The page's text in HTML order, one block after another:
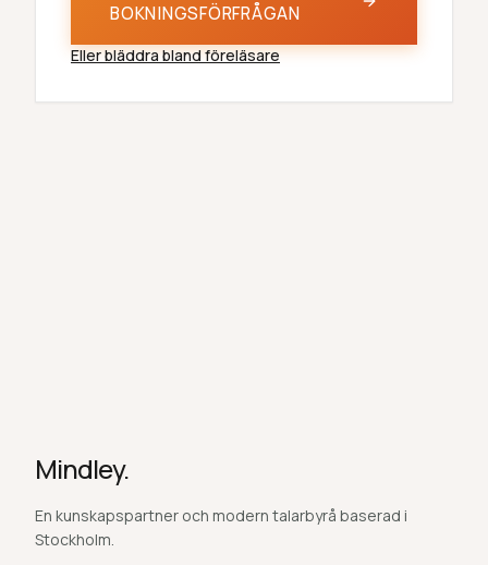
BOKNINGSFÖRFRÅGAN
Eller bläddra bland föreläsare
Mindley.
En kunskapspartner och modern talarbyrå baserad i
Stockholm.